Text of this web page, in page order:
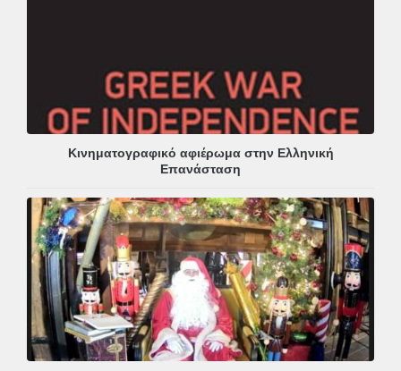
Κινηματογραφικό αφιέρωμα στην Ελληνική
Επανάσταση